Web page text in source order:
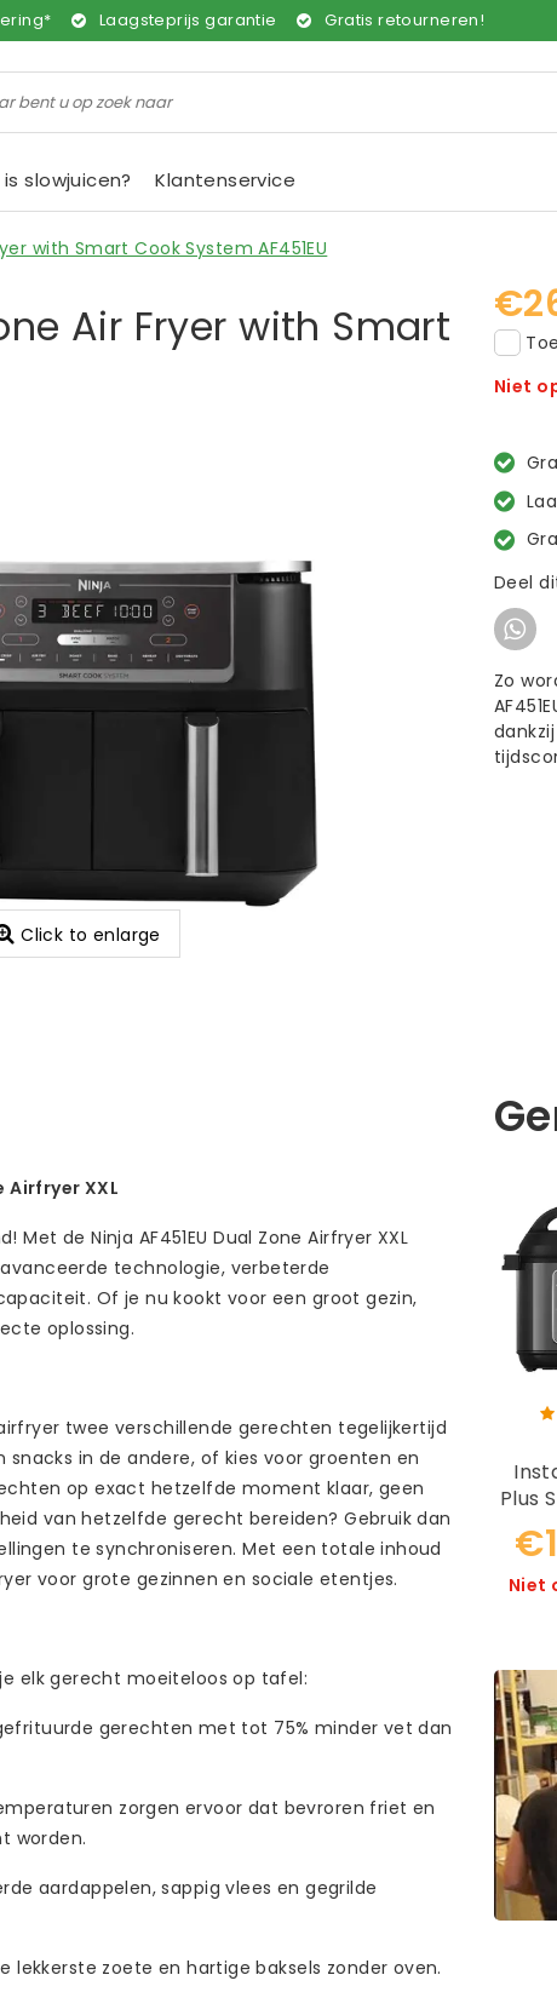
Laagsteprijs garantie Gratis retourneren!
slowjuicen? Klantenservice
with Smart Cook System AF451EU
Air Fryer with Smart
Click to enlarge
Niet
Deel
Zo
Airfryer XXL
de Ninja AF451EU Dual Zone Airfryer XXL
technologie, verbeterde
Of je nu kookt voor een groot gezin,
oplossing.
twee verschillende gerechten tegelijkertijd
in de andere, of kies voor groenten en
op exact hetzelfde moment klaar, geen
van hetzelfde gerecht bereiden? Gebruik dan
te synchroniseren. Met een totale inhoud
voor grote gezinnen en sociale etentjes.
elk gerecht moeiteloos op tafel:
gerechten met tot 75% minder vet dan
zorgen ervoor dat bevroren friet en
worden.
aardappelen, sappig vlees en gegrilde
lekkerste zoete en hartige baksels zonder oven.
Plus
Niet